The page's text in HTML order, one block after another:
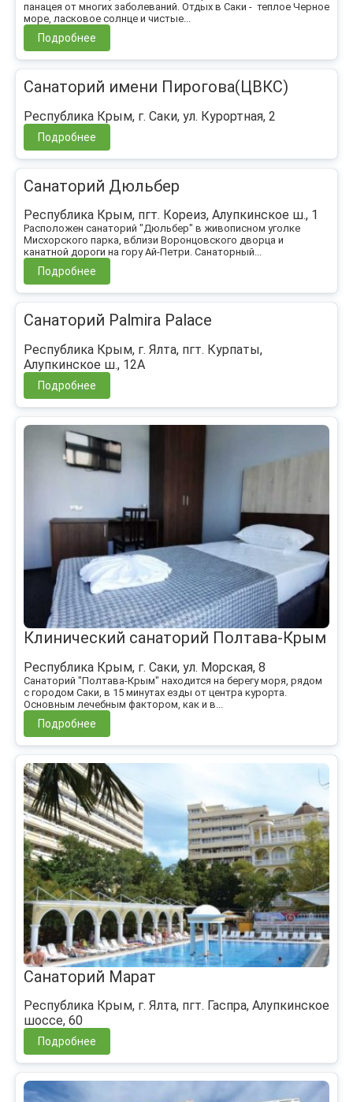
панацея от многих заболеваний. Отдых в Саки - теплое Черное
море, ласковое солнце и чистые...
Подробнее
Санаторий имени Пирогова(ЦВКС)
Республика Крым, г. Саки, ул. Курортная, 2
Подробнее
Санаторий Дюльбер
Республика Крым, пгт. Кореиз, Алупкинское ш., 1
Расположен санаторий "Дюльбер" в живописном уголке
Мисхорского парка, вблизи Воронцовского дворца и
канатной дороги на гору Ай-Петри. Санаторный...
Подробнее
Санаторий Palmira Palace
Республика Крым, г. Ялта, пгт. Курпаты,
Алупкинское ш., 12А
Подробнее
Клинический санаторий Полтава-Крым
Республика Крым, г. Саки, ул. Морская, 8
Санаторий "Полтава-Крым" находится на берегу моря, рядом
с городом Саки, в 15 минутах езды от центра курорта.
Основным лечебным фактором, как и в...
Подробнее
Санаторий Марат
Республика Крым, г. Ялта, пгт. Гаспра, Алупкинское
шоссе, 60
Подробнее